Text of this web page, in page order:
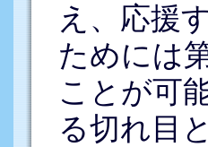
え、応援
ためには
ことが可
る切れ目